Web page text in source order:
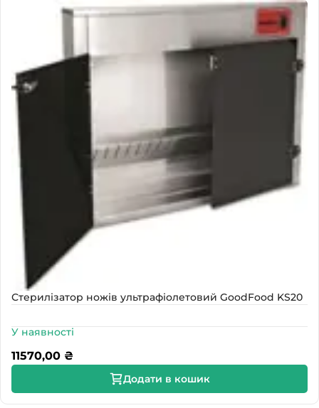
Стерилізатор ножів ультрафіолетовий GoodFood KS20
У наявності
11570,00 ₴
Додати в кошик